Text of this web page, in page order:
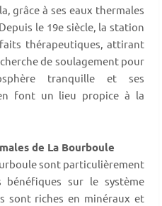
grâce à ses eaux thermales
le 19e siècle, la station
thérapeutiques, attirant
de soulagement pour
tranquille et ses
font un lieu propice à la
de La Bourboule
sont particulièrement
sur le système
sont riches en minéraux et